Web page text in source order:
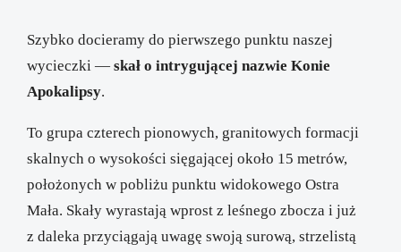
Szybko docieramy do pierwszego punktu naszej
wycieczki — skał o intrygującej nazwie Konie
Apokalipsy.
To grupa czterech pionowych, granitowych formacji
skalnych o wysokości sięgającej około 15 metrów,
położonych w pobliżu punktu widokowego Ostra
Mała. Skały wyrastają wprost z leśnego zbocza i już
z daleka przyciągają uwagę swoją surową, strzelistą